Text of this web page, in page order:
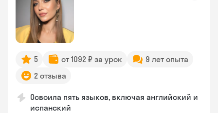
5 от 1092 ₽ за урок
9 лет опыта
2 отзыва
Освоила пять языков, включая английский и
испанский